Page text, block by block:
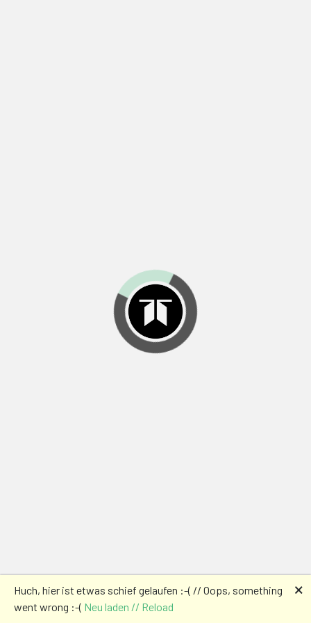
Huch, hier ist etwas schief gelaufen :-( // Oops, something
went wrong :-( Neu laden // Reload
🗙